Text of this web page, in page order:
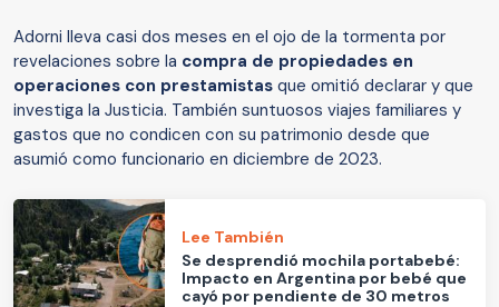
Adorni lleva casi dos meses en el ojo de la tormenta por
revelaciones sobre la compra de propiedades en
operaciones con prestamistas que omitió declarar y que
investiga la Justicia. También suntuosos viajes familiares y
gastos que no condicen con su patrimonio desde que
asumió como funcionario en diciembre de 2023.
Lee También
Se desprendió mochila portabebé:
Impacto en Argentina por bebé que
cayó por pendiente de 30 metros